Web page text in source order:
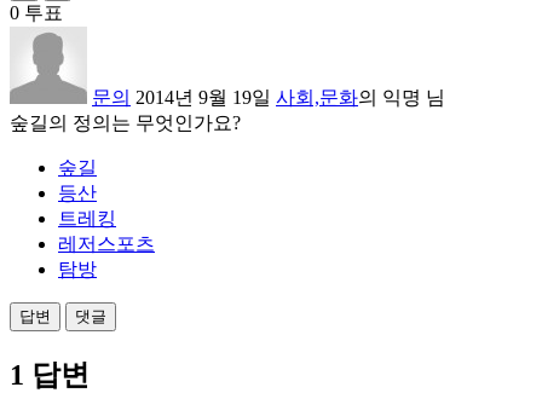
0 투표
문의 2014년 9월 19일 사회,문화의 익명 님
숲길의 정의는 무엇인가요?
숲길
등산
트레킹
레저스포츠
탐방
1 답변